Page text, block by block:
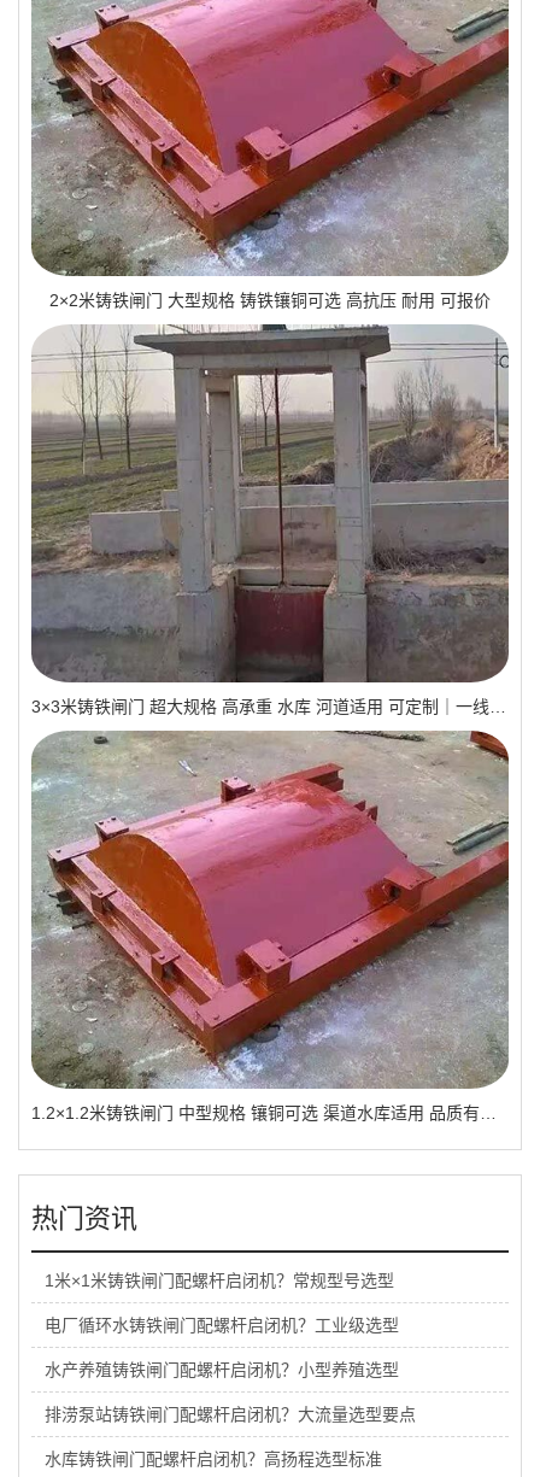
2×2米铸铁闸门 大型规格 铸铁镶铜可选 高抗压 耐用 可报价
3×3米铸铁闸门 超大规格 高承重 水库 河道适用 可定制｜一线实操优选，抗压稳如磐石
1.2×1.2米铸铁闸门 中型规格 镶铜可选 渠道水库适用 品质有助于维持
热门资讯
1米×1米铸铁闸门配螺杆启闭机？常规型号选型
电厂循环水铸铁闸门配螺杆启闭机？工业级选型
水产养殖铸铁闸门配螺杆启闭机？小型养殖选型
排涝泵站铸铁闸门配螺杆启闭机？大流量选型要点
水库铸铁闸门配螺杆启闭机？高扬程选型标准